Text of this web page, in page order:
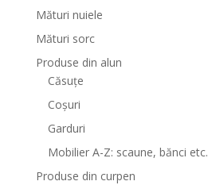
Mături nuiele
Mături sorc
Produse din alun
Căsuțe
Coșuri
Garduri
Mobilier A-Z: scaune, bănci etc.
Produse din curpen